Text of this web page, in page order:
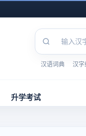
汉语词典 汉字
升学考试